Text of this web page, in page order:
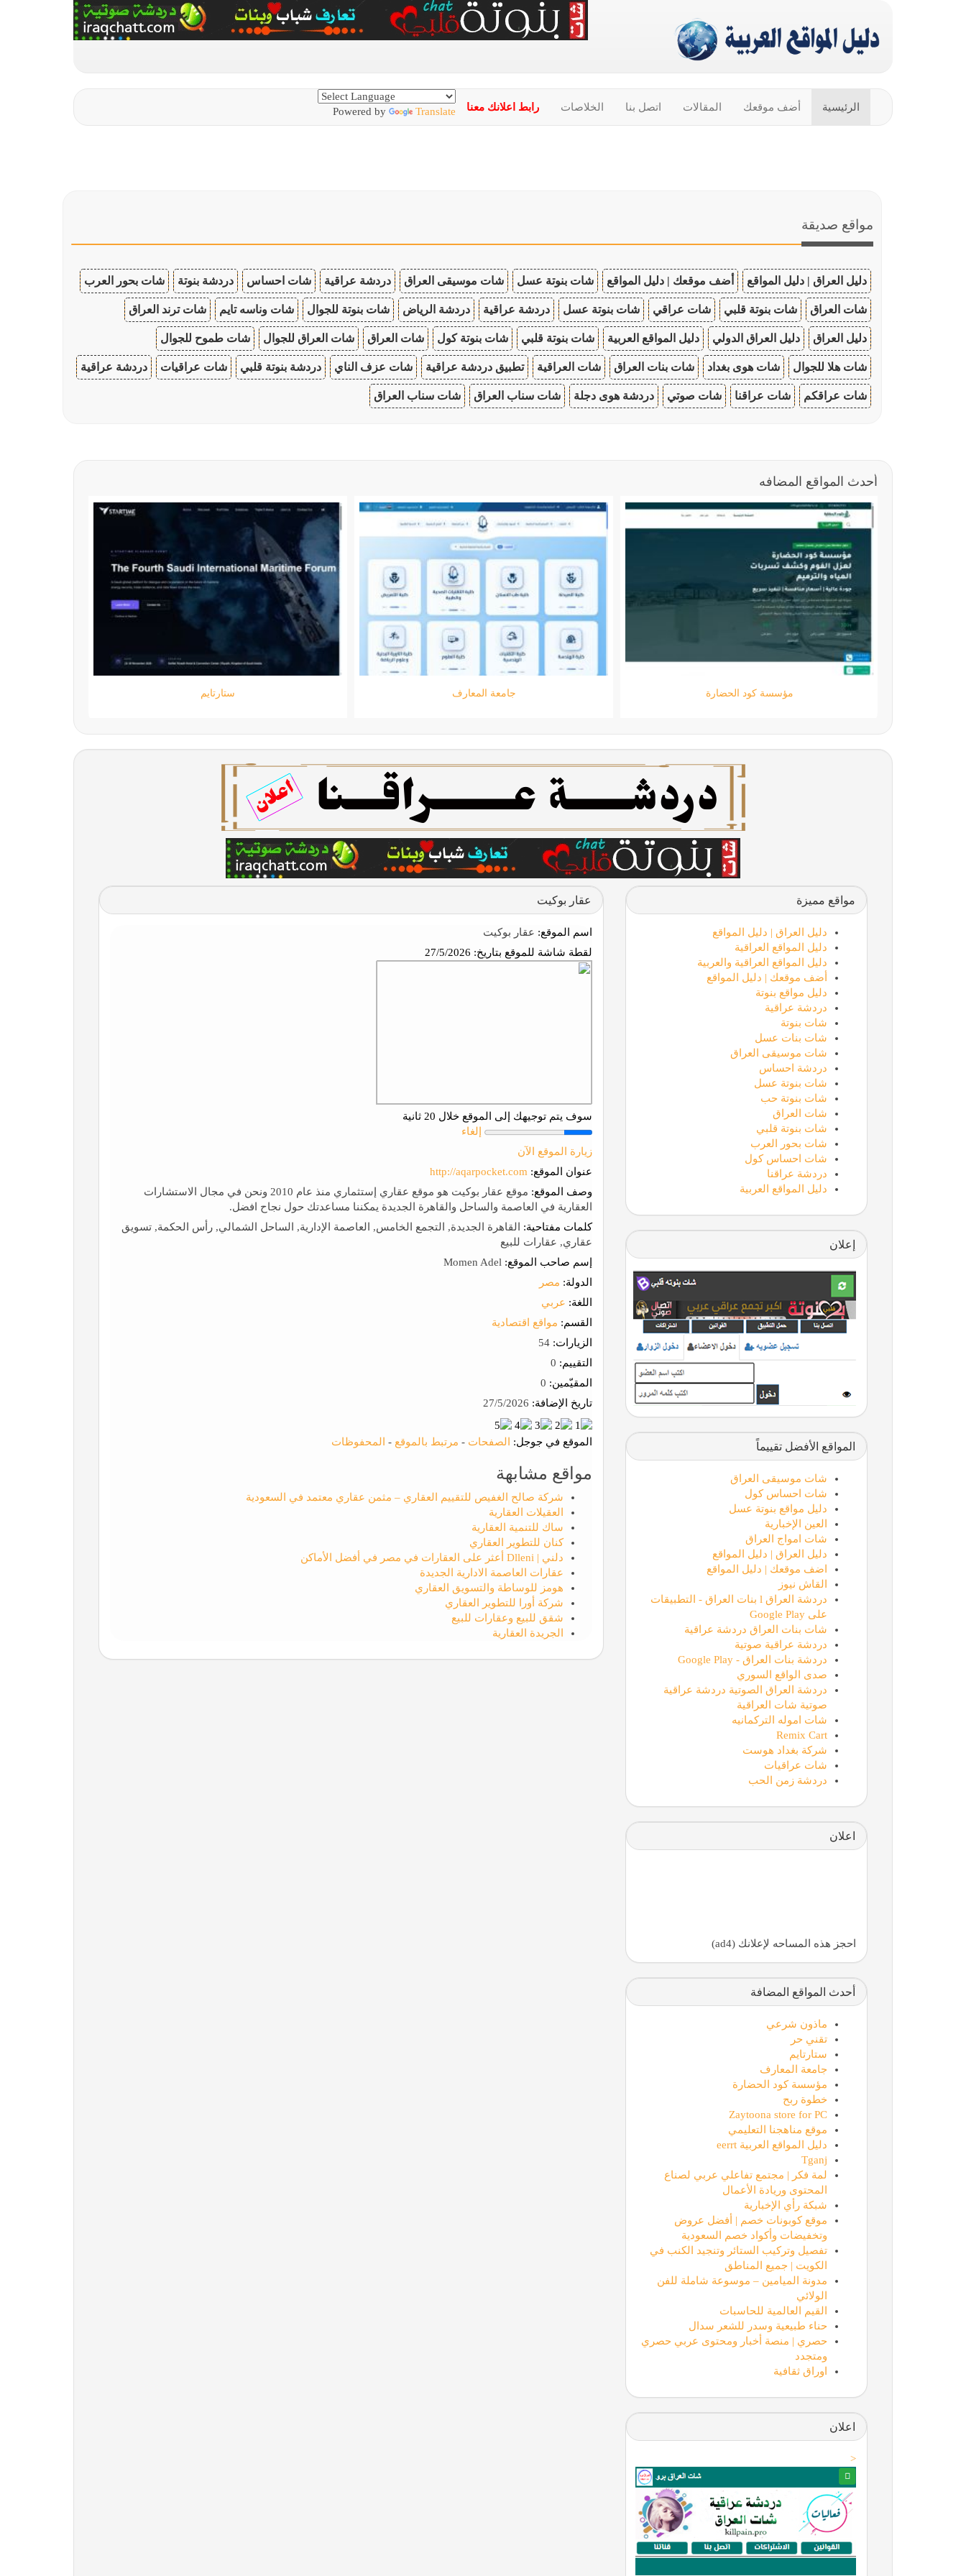
الرئيسية أضف موقعك المقالات اتصل بنا الخلاصات رابط اعلانك معنا Powered by Translate
مواقع صديقة
دليل العراق | دليل المواقع أضف موقعك | دليل المواقع شات بنوتة عسل شات موسيقى العراق دردشة عراقية شات احساس دردشة بنوتة شات بحور العرب
شات العراق شات بنوتة قلبي شات عراقي شات بنوتة عسل دردشة عراقية دردشة الرياض شات بنوتة للجوال شات وناسه تايم شات ترند العراق
دليل العراق دليل العراق الدولي دليل المواقع العربية شات بنوتة قلبي شات بنوتة كول شات العراق شات العراق للجوال شات طموح للجوال
شات هلا للجوال شات هوى بغداد شات بنات العراق شات العراقية تطبيق دردشة عراقية شات عزف الناي دردشة بنوتة قلبي شات عراقيات دردشة عراقية
شات عراقكم شات عراقنا شات صوتي دردشة هوى دجلة شات سناب العراق شات سناب العراق
أحدث المواقع المضافه
ستارتايم جامعة المعارف مؤسسة كود الحضارة
عقار بوكيت
اسم الموقع: عقار بوكيت
لقطة شاشة للموقع بتاريخ:
سوف يتم توجيهك إلى الموقع خلال 20 ثانية
إلغاء
زيارة الموقع الآن
عنوان الموقع: http://aqarpocket.com
وصف الموقع:
موقع عقار بوكيت هو موقع عقاري إستثماري منذ عام 2010 ونحن في مجال الاستشارات
العقارية في العاصمة والساحل والقاهرة الجديدة يمكننا مساعدتك حول نجاح افضل.
كلمات مفتاحية: القاهرة الجديدة, التجمع الخامس, العاصمة الإدارية, الساحل الشمالي, رأس الحكمة, تسويق
عقاري, عقارات للبيع
إسم صاحب الموقع:
الدولة: مصر
اللغة: عربي
القسم: مواقع اقتصادية
الزيارات:
التقييم:
المقيّمين:
تاريخ الإضافة:
الموقع في جوجل: الصفحات - مرتبط بالموقع - المحفوظات
مواقع مشابهة
شركة صالح الغفيص للتقييم العقاري – مثمن عقاري معتمد في السعودية
العقيلات العقارية
ساك للتنمية العقارية
كنان للتطوير العقاري
دلني | Dlleni أعثر على العقارات في مصر في أفضل الأماكن
عقارات العاصمة الادارية الجديدة
هومز للوساطة والتسويق العقاري
شركة أورا للتطوير العقاري
شقق للبيع وعقارات للبيع
الجريدة العقارية
مواقع مميزة
دليل العراق | دليل المواقع
دليل المواقع العراقية
دليل المواقع العراقية والعربية
أضف موقعك | دليل المواقع
دليل مواقع بنوتة
دردشة عراقية
شات بنوتة
شات بنات عسل
شات موسيقى العراق
دردشة احساس
شات بنوتة عسل
شات بنوتة حب
شات العراق
شات بنوتة قلبي
شات بحور العرب
شات احساس كول
دردشة عراقنا
دليل المواقع العربية
إعلان
المواقع الأفضل تقييماً
شات موسيقى العراق
شات احساس كول
دليل مواقع بنوتة عسل
العين الإخبارية
شات امواج العراق
دليل العراق | دليل المواقع
اضف موقعك | دليل المواقع
القاش نيوز
دردشة العراق l بنات العراق - التطبيقات
على Google Play
شات بنات العراق دردشة عراقية
دردشة عراقية صوتية
دردشة بنات العراق - Google Play
صدى الواقع السوري
دردشة العراق الصوتية دردشة عراقية
صوتية شات العراقية
شات اموله التركمانيه
Remix Cart
شركة بغداد هوست
شات عراقيات
دردشة زمن الحب
اعلان
احجز هذه المساحه لإعلانك (ad4)
أحدث المواقع المضافة
ماذون شرعي
تقني حر
ستارتايم
جامعة المعارف
مؤسسة كود الحضارة
خطوة ربح
Zaytoona store for PC
موقع مناهجنا التعليمي
دليل المواقع العربية eerrt
Tganj
لمة فكر | مجتمع تفاعلي عربي لصناع
المحتوى وريادة الأعمال
شبكة رأي الإخبارية
موقع كوبونات خصم | أفضل عروض
وتخفيضات وأكواد خصم السعودية
تفصيل وتركيب الستائر وتنجيد الكنب في
الكويت | جميع المناطق
مدونة الميامين – موسوعة شاملة للفن
الولائي
القيم العالمية للحاسبات
حناء طبيعية وسدر للشعر سدال
حصري | منصة أخبار ومحتوى عربي حصري
ومتجدد
اوراق ثقافية
اعلان
<